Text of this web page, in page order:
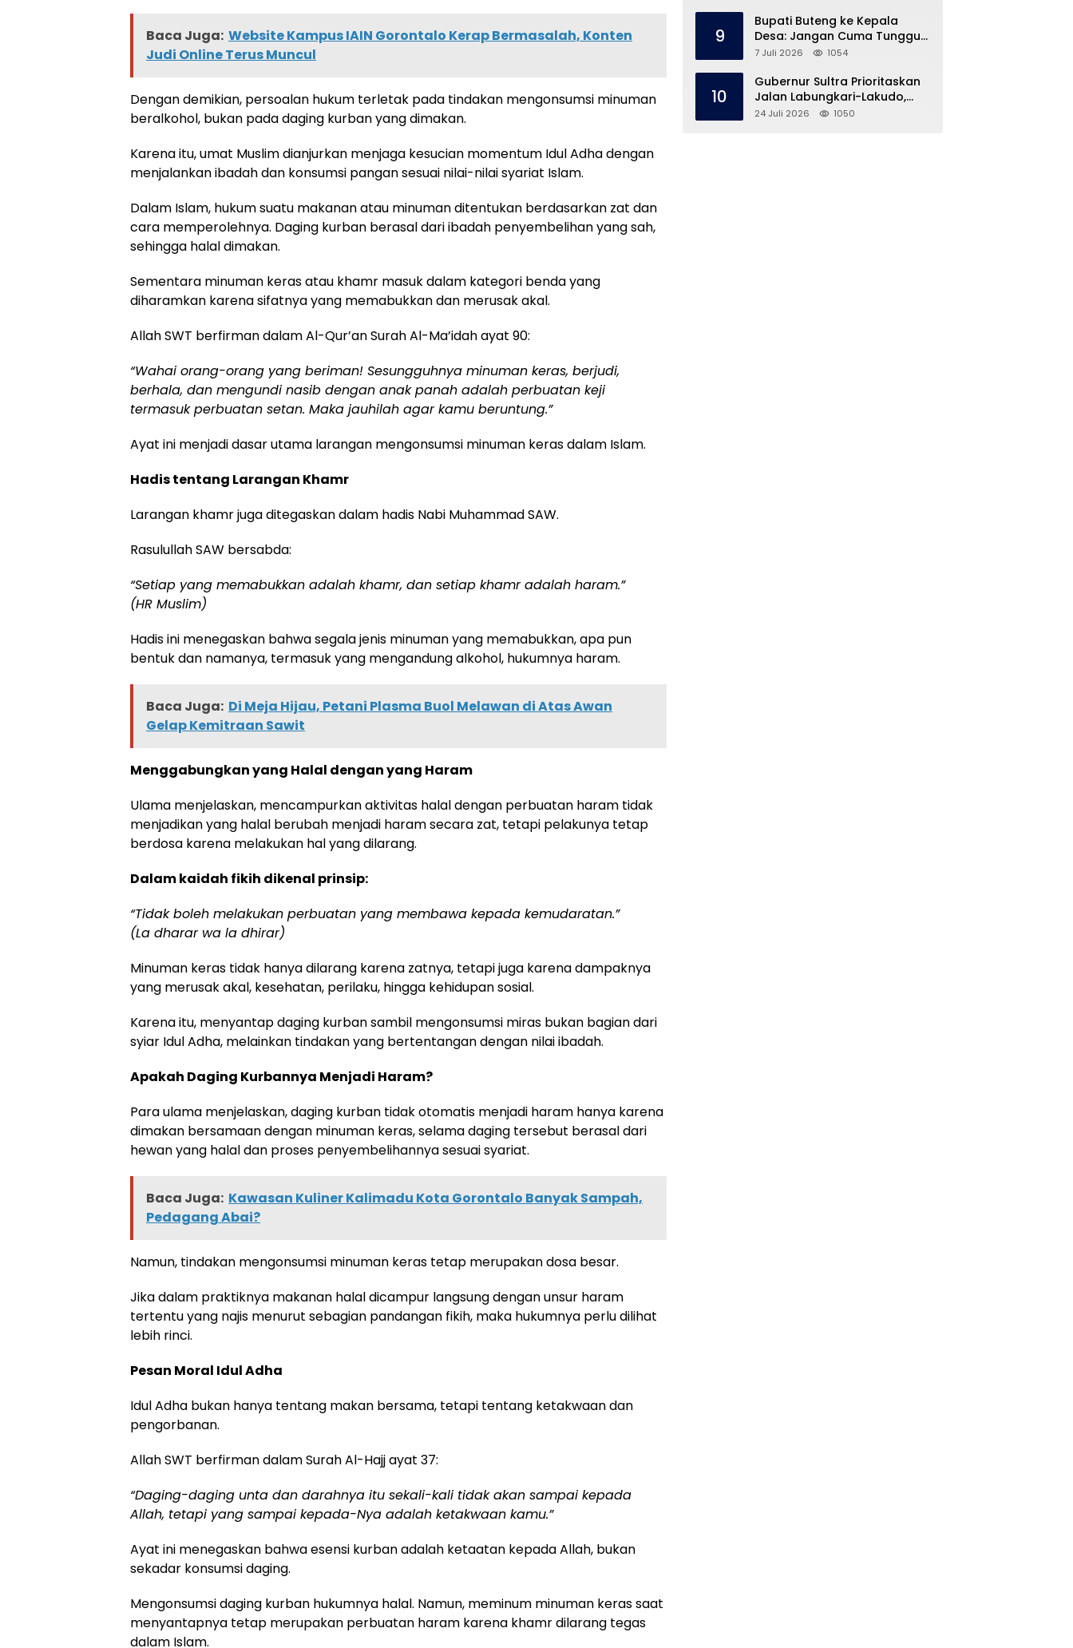
Baca Juga: Website Kampus IAIN Gorontalo Kerap Bermasalah, Konten
Judi Online Terus Muncul
Dengan demikian, persoalan hukum terletak pada tindakan mengonsumsi minuman
beralkohol, bukan pada daging kurban yang dimakan.
Karena itu, umat Muslim dianjurkan menjaga kesucian momentum Idul Adha dengan
menjalankan ibadah dan konsumsi pangan sesuai nilai-nilai syariat Islam.
Dalam Islam, hukum suatu makanan atau minuman ditentukan berdasarkan zat dan
cara memperolehnya. Daging kurban berasal dari ibadah penyembelihan yang sah,
sehingga halal dimakan.
Sementara minuman keras atau khamr masuk dalam kategori benda yang
diharamkan karena sifatnya yang memabukkan dan merusak akal.
Allah SWT berfirman dalam Al-Qur’an Surah Al-Ma’idah ayat 90:
“Wahai orang-orang yang beriman! Sesungguhnya minuman keras, berjudi,
berhala, dan mengundi nasib dengan anak panah adalah perbuatan keji
termasuk perbuatan setan. Maka jauhilah agar kamu beruntung.”
Ayat ini menjadi dasar utama larangan mengonsumsi minuman keras dalam Islam.
Hadis tentang Larangan Khamr
Larangan khamr juga ditegaskan dalam hadis Nabi Muhammad SAW.
Rasulullah SAW bersabda:
“Setiap yang memabukkan adalah khamr, dan setiap khamr adalah haram.”
(HR Muslim)
Hadis ini menegaskan bahwa segala jenis minuman yang memabukkan, apa pun
bentuk dan namanya, termasuk yang mengandung alkohol, hukumnya haram.
Baca Juga: Di Meja Hijau, Petani Plasma Buol Melawan di Atas Awan
Gelap Kemitraan Sawit
Menggabungkan yang Halal dengan yang Haram
Ulama menjelaskan, mencampurkan aktivitas halal dengan perbuatan haram tidak
menjadikan yang halal berubah menjadi haram secara zat, tetapi pelakunya tetap
berdosa karena melakukan hal yang dilarang.
Dalam kaidah fikih dikenal prinsip:
“Tidak boleh melakukan perbuatan yang membawa kepada kemudaratan.”
(La dharar wa la dhirar)
Minuman keras tidak hanya dilarang karena zatnya, tetapi juga karena dampaknya
yang merusak akal, kesehatan, perilaku, hingga kehidupan sosial.
Karena itu, menyantap daging kurban sambil mengonsumsi miras bukan bagian dari
syiar Idul Adha, melainkan tindakan yang bertentangan dengan nilai ibadah.
Apakah Daging Kurbannya Menjadi Haram?
Para ulama menjelaskan, daging kurban tidak otomatis menjadi haram hanya karena
dimakan bersamaan dengan minuman keras, selama daging tersebut berasal dari
hewan yang halal dan proses penyembelihannya sesuai syariat.
Baca Juga: Kawasan Kuliner Kalimadu Kota Gorontalo Banyak Sampah,
Pedagang Abai?
Namun, tindakan mengonsumsi minuman keras tetap merupakan dosa besar.
Jika dalam praktiknya makanan halal dicampur langsung dengan unsur haram
tertentu yang najis menurut sebagian pandangan fikih, maka hukumnya perlu dilihat
lebih rinci.
Pesan Moral Idul Adha
Idul Adha bukan hanya tentang makan bersama, tetapi tentang ketakwaan dan
pengorbanan.
Allah SWT berfirman dalam Surah Al-Hajj ayat 37:
“Daging-daging unta dan darahnya itu sekali-kali tidak akan sampai kepada
Allah, tetapi yang sampai kepada-Nya adalah ketakwaan kamu.”
Ayat ini menegaskan bahwa esensi kurban adalah ketaatan kepada Allah, bukan
sekadar konsumsi daging.
Mengonsumsi daging kurban hukumnya halal. Namun, meminum minuman keras saat
menyantapnya tetap merupakan perbuatan haram karena khamr dilarang tegas
dalam Islam.
9
Bupati Buteng ke Kepala
Desa: Jangan Cuma Tunggu
Dana Desa, ‘Jemput Bola’
7 Juli 2026 1054
10
Gubernur Sultra Prioritaskan
Jalan Labungkari-Lakudo,
Buteng Kebagian 1,7 Km
24 Juli 2026 1050